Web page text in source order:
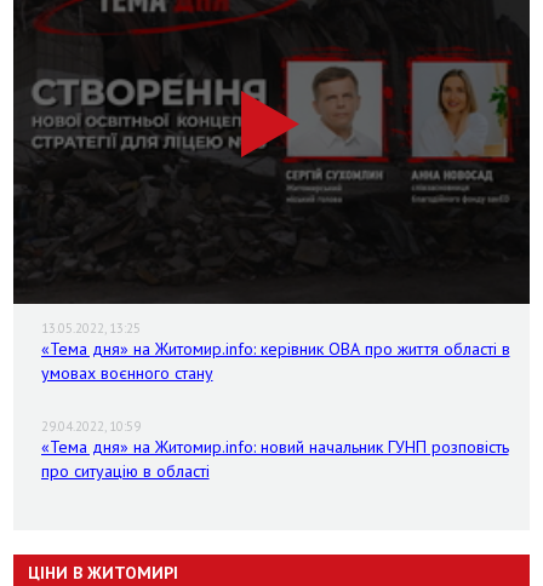
13.05.2022, 13:25
«Тема дня» на Житомир.info: керівник ОВА про життя області в
умовах воєнного стану
29.04.2022, 10:59
«Тема дня» на Житомир.info: новий начальник ГУНП розповість
про ситуацію в області
ЦІНИ В ЖИТОМИРІ